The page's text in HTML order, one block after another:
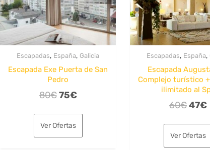
Escapadas, España, Galicia
Escapada Exe Puerta de San
Pedro
80€ El
original
era:
75€El
es:
Ver Ofertas
Escapadas, España,
Escapada
Complejo turístico
ilimitado al
60€El
era:
47€El
Ver Ofertas